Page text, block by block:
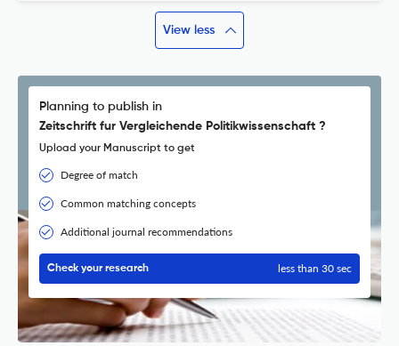
View less
Planning to publish in
Zeitschrift fur Vergleichende Politikwissenschaft ?
Upload your Manuscript to get
Degree of match
Common matching concepts
Additional journal recommendations
Check your research less than 30 sec